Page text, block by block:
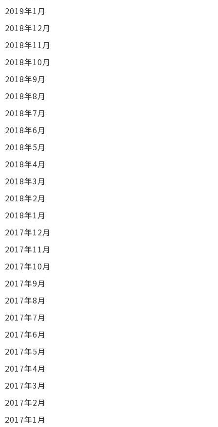
2019年1月
2018年12月
2018年11月
2018年10月
2018年9月
2018年8月
2018年7月
2018年6月
2018年5月
2018年4月
2018年3月
2018年2月
2018年1月
2017年12月
2017年11月
2017年10月
2017年9月
2017年8月
2017年7月
2017年6月
2017年5月
2017年4月
2017年3月
2017年2月
2017年1月